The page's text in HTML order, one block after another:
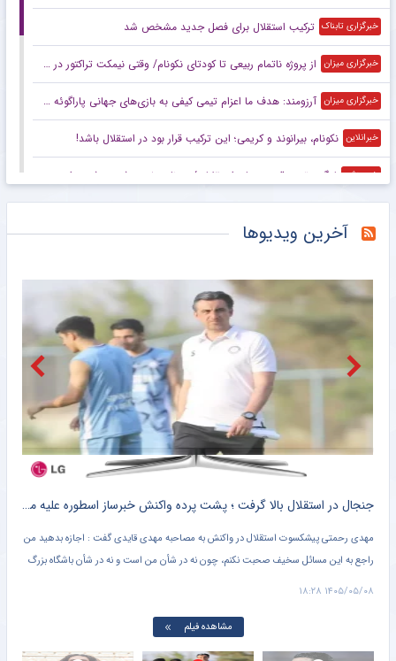
خبرگزاری تابناک ترکیب استقلال برای فصل جدید مشخص شد
خبرگزاری میزان از پروژه ناتمام ربیعی تا کودتای نکونام/ وقتی نیمکت تراکتور در یک شب زیرورو شد
خبرگزاری میزان آرزومند: هدف ما اعزام تیمی کیفی به بازی‌های جهانی پاراگوئه است/ هنوز به شرایط ایده‌آل نرسیده‌ایم
خبرانلاین نکونام، بیرانوند و کریمی؛ این ترکیب قرار بود در استقلال باشد!
خبرورزشی لیگ برتر در قرق مربیان استقلالی/ روزنامه خبرورزشی دوشنبه را ببینید
خبرانلاین هجوم هزاران هوادار کریستیانو به عروس سرگردان؛ آنها تصور می‌کردند مراسم ازدواج رونالدو و جورجینا است!
خبرورزشی بغض و کری‌خوانی بازیکن جدید پرسپولیس: به مهرداد میناوند قول دادم!/ پرسپولیس خودش قرعه مرگ است +ویدیو
خبرورزشی ویدیو| گلزن جدید پرسپولیس علیه استقلال: مخصوصا شش تا بیشتر نزدم!/ مجری: دست داشت!
پوشیدن شماره ۱۰ پرسپولیس؟ شمشیر دولبه است و امیدوارم لیاقت داشته باشم/ بزرگ‌تر از علی دایی نیست +ویدیو
آخرین ویدیوها
جنجال در استقلال بالا گرفت ؛ پشت پرده واکنش خبرساز اسطوره علیه مهدی قایدی + کلیپ پربازدید
مهدی رحمتی پیشکسوت استقلال در واکنش به مصاحبه مهدی قایدی گفت : اجازه بدهید من
راجع به این مسائل سخیف صحبت نکنم، چون نه در شأن من است و نه در شأن باشگاه بزرگ
۱۴۰۵/۰۵/۰۸ ۱۸:۲۸
مشاهده فیلم